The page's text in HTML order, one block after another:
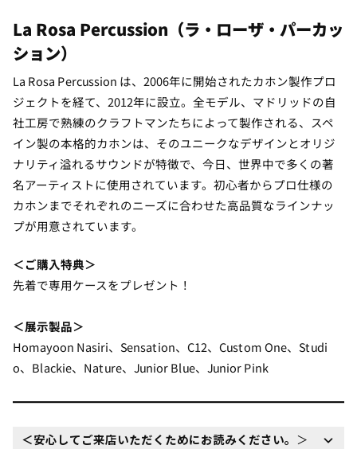
La Rosa Percussion （ラ・ローザ・パーカッ
ション）
La Rosa Percussion は、2006年に開始されたカホン製作プロ
ジェクトを経て、2012年に設立。全モデル、マドリッドの自
社工房で熟練のクラフトマンたちによって製作される、スペ
イン製の本格的カホンは、そのユニークなデザインとオリジ
ナリティ溢れるサウンドが特徴で、今日、世界中で多くの著
名アーティストに使用されています。初心者からプロ仕様の
カホンまでそれぞれのニーズに合わせた高品質なラインナッ
プが用意されています。
＜ご購入特典＞
先着で専用ケースをプレゼント！
＜展示製品＞
Homayoon Nasiri、Sensation、C12、Custom One、Studi
o、Blackie、Nature、Junior Blue、Junior Pink
＜安心してご来店いただくためにお読みください。 ＞